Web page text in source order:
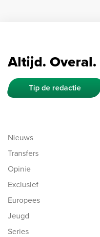
Altijd. Overal.
Tip de redactie
Nieuws
Transfers
Opinie
Exclusief
Europees
Jeugd
Series